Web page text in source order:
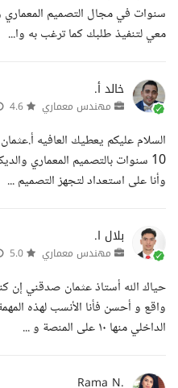
سنوات في مجال التصميم المعماري
معي لتنفيذ طلبك كما ترغب به وا...
خالد أ.
مهندس معماري
السلام عليكم يعطيك العافيه
10 سنوات بالتصميم المعماري
وأنا على استعداد لتجهز التصميم ...
بلال ا.
مهندس معماري
حياك الله أستاذ عثمان صدقني
الداخلي منها ١٠ على المنصة و ...
Rama N.